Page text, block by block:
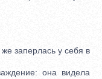
заперлась у себя в
она видела